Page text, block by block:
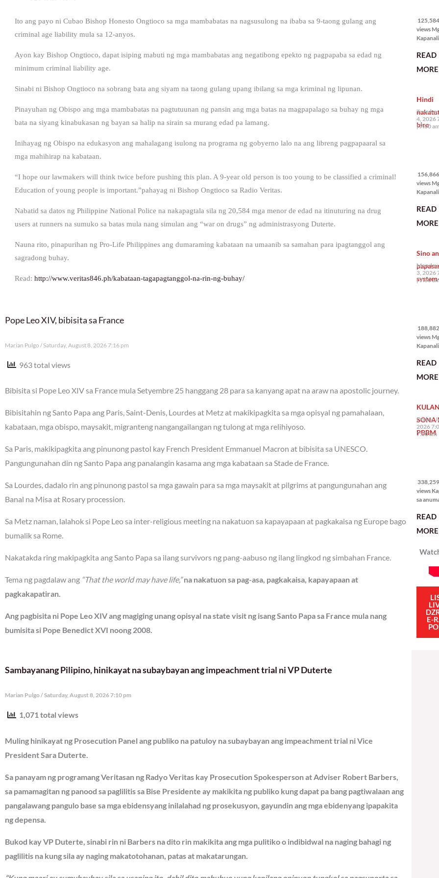
Ito ang payo ni Cubao Bishop Honesto Ongtioco sa mga mambabatas na nagsusulong na ibaba sa 9-taong gulang ang
criminal age liability mula sa 12-anyos.
Ayon kay Bishop Ongtioco, dapat isiping mabuti ng mga mambabatas ang negatibong epekto ng pagpapaba sa edad ng
minimum criminal liability age.
Sinabi ni Bishop Ongtioco na sobrang bata ang siyam na taong gulang upang ibilang sa mga kriminal ng lipunan.
Pinayuhan ng Obispo ang mga mambabatas na pagtutuunan ng pansin ang mga batas na magpapalago sa buhay ng mga
bata na siyang kinabukasan ng bayan sa halip na sirain sa murang edad pa lamang.
Inihayag ng Obispo na edukasyon ang mahalagang isulong na programa ng gobyerno lalo na ang libreng pagpapaaral sa
mga mahihirap na kabataan.
“I hope our lawmakers will think twice before pushing this plan. A 9-year old person is too young to be classified a criminal!
Education of young people is important.”pahayag ni Bishop Ongtioco sa Radio Veritas.
Nabatid sa datos ng Philippine National Police na nakapagtala sila ng 20,584 mga menor de edad na itinuturing na drug
users at runners na sumuko sa batas mula nang simulan ang “war on drugs” ng administrasyong Duterte.
Nauna rito, pinapurihan ng Pro-Life Philippines ang dumaraming kabataan na umaanib sa samahan para ipagtanggol ang
sagradong buhay.
Read: http://www.veritas846.ph/kabataan-tagapagtanggol-na-rin-ng-buhay/
Pope Leo XIV, bibisita sa France
Marian Pulgo Saturday, August 8, 2026 7:16 pm
963 total views
Bibisita si Pope Leo XIV sa France mula Setyembre 25 hanggang 28 para sa kanyang apat na araw na apostolic journey.
Bibisitahin ng Santo Papa ang Paris, Saint-Denis, Lourdes at Metz at makikipagkita sa mga opisyal ng pamahalaan,
kabataan, mga obispo, maysakit, migranteng nangangailangan ng tulong at mga relihiyoso.
Sa Paris, makikipagkita ang pinunong pastol kay French President Emmanuel Macron at bibisita sa UNESCO.
Pangungunahan din ng Santo Papa ang panalangin kasama ang mga kabataan sa Stade de France.
Sa Lourdes, dadalo rin ang pinunong pastol sa mga gawain para sa mga maysakit at pilgrims at pangungunahan ang
Banal na Misa at Rosary procession.
Sa Metz naman, lalahok si Pope Leo sa inter-religious meeting na nakatuon sa kapayapaan at pagkakaisa ng Europe bago
bumalik sa Rome.
Nakatakda ring makipagkita ang Santo Papa sa ilang survivors ng pang-aabuso ng ilang lingkod ng simbahan France.
Tema ng pagdalaw ang “That the world may have life,”na nakatuon sa pag-asa, pagkakaisa, kapayapaan at
pagkakapatiran.
Ang pagbisita ni Pope Leo XIV ang magiging unang opisyal na state visit ng isang Santo Papa sa France mula nang
bumisita si Pope Benedict XVI noong 2008.
Sambayanang Pilipino, hinikayat na subaybayan ang impeachment trial ni VP Duterte
Marian Pulgo Saturday, August 8, 2026 7:10 pm
1,071 total views
Muling hinikayat ng Prosecution Panel ang publiko na patuloy na subaybayan ang impeachment trial ni Vice
President Sara Duterte.
Sa panayam ng programang Veritasan ng Radyo Veritas kay Prosecution Spokesperson at Adviser Robert Barbers,
sa pamamagitan ng panood sa paglilitis sa Bise Presidente ay makikita ng publiko kung dapat pa bang pagtiwalaan ang
pangalawang pangulo base sa mga ebidensyang inilalahad ng prosekusyon, gayundin ang mga ebidenyang ipapakita
ng depensa.
Bukod kay VP Duterte, sinabi rin ni Barbers na dito rin makikita ang mga pulitiko o indibidwal na naging bahagi ng
paglilitis na kung sila ay naging makatotohanan, patas at makatarungan.
views
bawat
disente,
itong
ligtas,
READ
MORE
Hindi
biro
4, 2026
7:00
views
Japanese
the
bahay
READ
MORE
Sino
3, 2026
7:00
views
State of
Marcos
READ
MORE
SONA
PBBM
Friday,
2026
7:00 am
views
sa
planong
sadyang
itong
kulang.
ibig
READ
MORE
E-